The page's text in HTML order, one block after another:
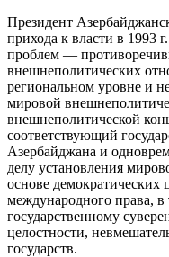
Президент
прихода к власти в 1993
проблем —
внешнеполитических
региональном уровне и
мировой
внешнеполитической
соответствующий
Азербайджана и
делу установления
основе
международного права,
государственному
целостности,
государств.